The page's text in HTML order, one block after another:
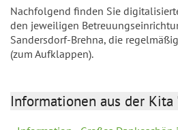
Nachfolgend finden Sie
den jeweiligen
Sandersdorf-Brehna, die
(zum Aufklappen).
Informationen aus der Kita